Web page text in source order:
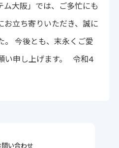
大阪」では、ご多忙にも
お立ち寄りいただき、誠に
。 今後とも、末永くご愛
い申し上げます。 令和4
い合わせ